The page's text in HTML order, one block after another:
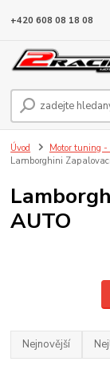
+420 608 08 18 08
Úvod Motor tuning
Lamborghini
AUTO
Nejnovější